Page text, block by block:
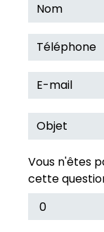
Vous n'êtes
cette